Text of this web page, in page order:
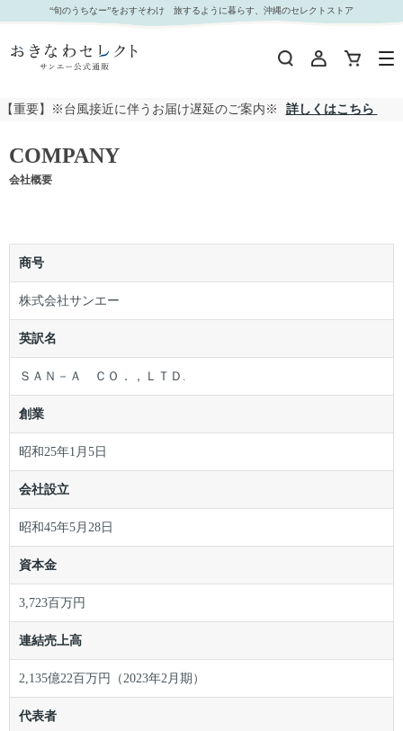
“旬のうちなー”をおすそわけ 旅するように暮らす、沖縄のセレクトストア
【重要】※台風接近に伴うお届け遅延のご案内※ 詳しくはこちら
COMPANY
会社概要
商号
株式会社サンエー
英訳名
ＳＡＮ－Ａ ＣＯ．，ＬＴＤ.
創業
昭和25年1月5日
会社設立
昭和45年5月28日
資本金
3,723百万円
連結売上高
2,135億22百万円（2023年2月期）
代表者